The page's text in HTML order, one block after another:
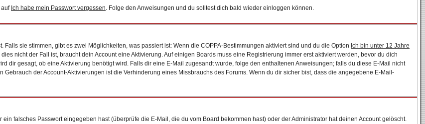
auf Ich habe mein Passwort vergessen. Folge den Anweisungen und du solltest dich bald wieder einloggen können.
sie stimmen, gibt es zwei Möglichkeiten, was passiert ist: Wenn die COPPA-Bestimmungen aktiviert sind und du die Option Ich bin unter 12 Jahre
nicht der Fall ist, braucht dein Account eine Aktivierung. Auf einigen Boards muss eine Registrierung immer erst aktiviert werden, bevor du dich
dir gesagt, ob eine Aktivierung benötigt wird. Falls dir eine E-Mail zugesandt wurde, folge den enthaltenen Anweisungen; falls du diese E-Mail nicht
der Account-Aktivierungen ist die Verhinderung eines Missbrauchs des Forums. Wenn du dir sicher bist, dass die angegebene E-Mail-
falsches Passwort eingegeben hast (überprüfe die E-Mail, die du vom Board bekommen hast) oder der Administrator hat deinen Account gelöscht.